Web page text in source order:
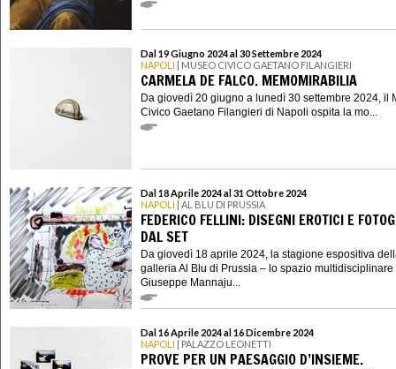
Dal 19 Giugno 2024 al 30 Settembre 2024
NAPOLI | MUSEO CIVICO GAETANO FILANGIERI
CARMELA DE FALCO. MEMOMIRABILIA
Da giovedì 20 giugno a lunedì 30 settembre 2024, il
Civico Gaetano Filangieri di Napoli ospita la mo...
Dal 18 Aprile 2024 al 31 Ottobre 2024
NAPOLI | AL BLU DI PRUSSIA
FEDERICO FELLINI: DISEGNI EROTICI E
DAL SET
Da giovedì 18 aprile 2024, la stagione espositiva
galleria Al Blu di Prussia – lo spazio multidisciplinare
Giuseppe Mannaju...
Dal 16 Aprile 2024 al 16 Dicembre 2024
NAPOLI | PALAZZO LEONETTI
PROVE PER UN PAESAGGIO D’INSIEME.